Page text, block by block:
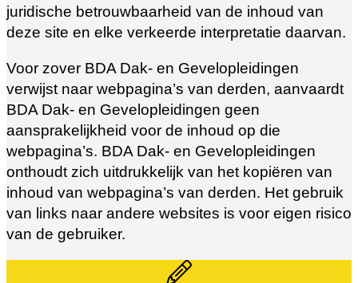
juridische betrouwbaarheid van de inhoud van
deze site en elke verkeerde interpretatie daarvan.
Voor zover BDA Dak- en Gevelopleidingen
verwijst naar webpagina’s van derden, aanvaardt
BDA Dak- en Gevelopleidingen geen
aansprakelijkheid voor de inhoud op die
webpagina’s. BDA Dak- en Gevelopleidingen
onthoudt zich uitdrukkelijk van het kopiëren van
inhoud van webpagina’s van derden. Het gebruik
van links naar andere websites is voor eigen risico
van de gebruiker.